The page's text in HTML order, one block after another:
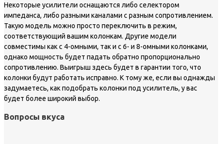
Некоторые усилители оснащаются либо селектором
импеданса, либо разными каналами с разным сопротивлением.
Такую модель можно просто переключить в режим,
соответствующий вашим колонкам. Другие модели
совместимы как с 4-омными, так и с 6- и 8-омными колонками,
однако мощность будет падать обратно пропорционально
сопротивлению. Выигрыш здесь будет в гарантии того, что
колонки будут работать исправно. К тому же, если вы однажды
задумаетесь, как подобрать колонки под усилитель, у вас
будет более широкий выбор.
Вопросы вкуса